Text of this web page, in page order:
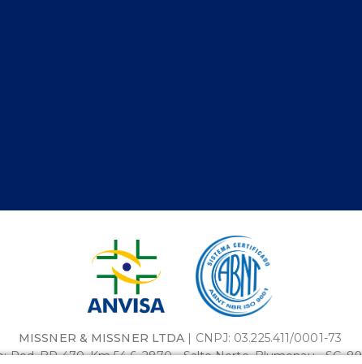
MISSNER & MISSNER LTDA | CNPJ: 03.225.411/0001-73
Rod. BR-470, Km 54,6, 2870 - Salto Norte, Blumenau - SC,